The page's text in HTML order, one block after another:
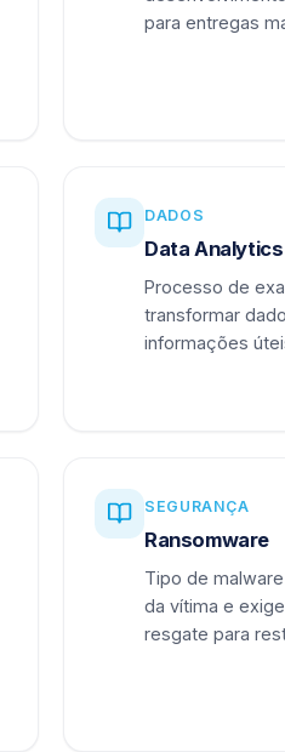
para entregas
DADOS
Data Analytics
Processo de
transformar
informações
SEGURANÇA
Ransomware
Tipo de
da vítima e
resgate para